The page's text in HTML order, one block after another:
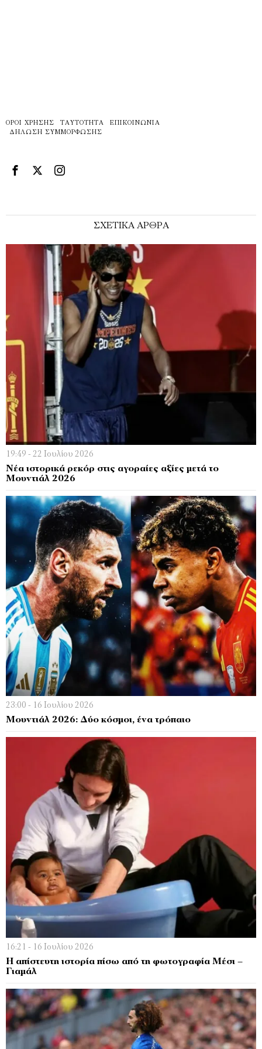
ΌΡΟΙ ΧΡΉΣΗΣ ΤΑΥΤΌΤΗΤΑ
ΕΠΙΚΟΙΝΩΝΊΑ
ΔΉΛΩΣΗ ΣΥΜΜΌΡΦΩΣΗΣ
ΣΧΕΤΙΚΑ ΑΡΘΡΑ
19:49 - 22 Ιουλίου 2026
Νέα ιστορικά ρεκόρ στις αγοραίες αξίες μετά το
Μουντιάλ 2026
23:00 - 16 Ιουλίου 2026
Μουντιάλ 2026: Δύο κόσμοι, ένα τρόπαιο
16:21 - 16 Ιουλίου 2026
Η απίστευτη ιστορία πίσω από τη φωτογραφία Μέσι –
Γιαμάλ